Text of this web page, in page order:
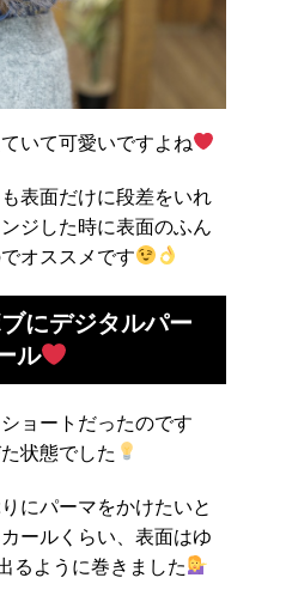
いて可愛いですよね
表面だけに段差をいれ
ジした時に表面のふん
オススメです
にデジタルパー
ル
ョートだったのです
状態でした
にパーマをかけたいと
ールくらい、表面はゆ
るように巻きました